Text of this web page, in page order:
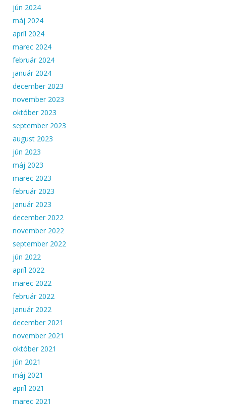
jún 2024
máj 2024
apríl 2024
marec 2024
február 2024
január 2024
december 2023
november 2023
október 2023
september 2023
august 2023
jún 2023
máj 2023
marec 2023
február 2023
január 2023
december 2022
november 2022
september 2022
jún 2022
apríl 2022
marec 2022
február 2022
január 2022
december 2021
november 2021
október 2021
jún 2021
máj 2021
apríl 2021
marec 2021